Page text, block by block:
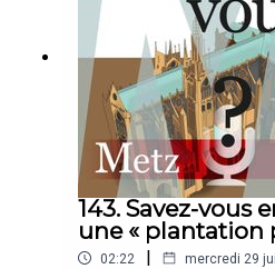
143. Savez-vous
une « plantation
02:22 | mercredi 29